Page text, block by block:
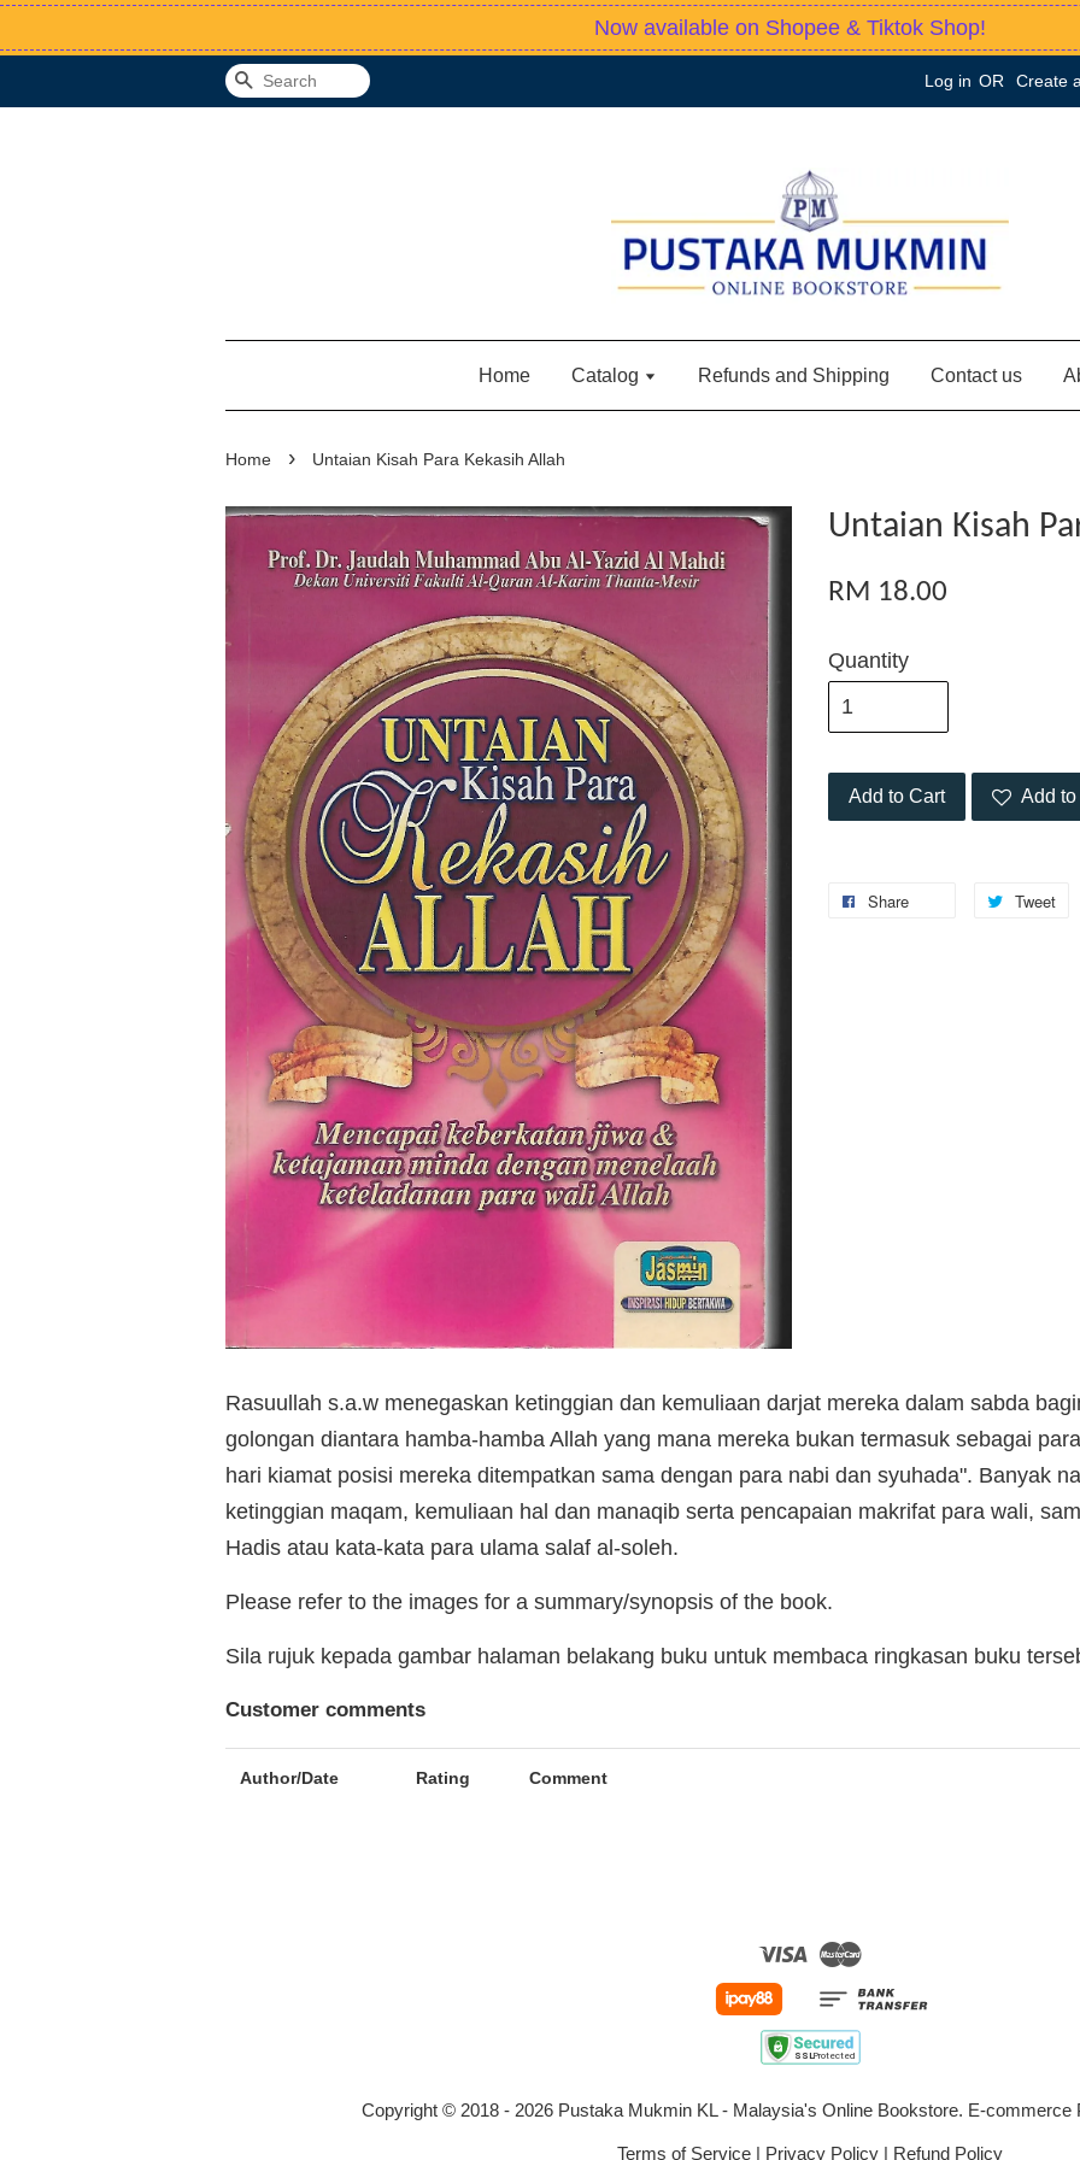
Now available on Shopee & Tiktok Shop!
Search Log in OR Create
Home Catalog Refunds and Shipping Contact us
Home › Untaian Kisah Para Kekasih Allah
Untaian Kisah
RM 18.00
Quantity
Add to Cart Add
Share Tweet
Rasuullah s.a.w menegaskan ketinggian dan kemuliaan darjat mereka dalam sabda
golongan diantara hamba-hamba Allah yang mana mereka bukan termasuk sebagai
hari kiamat posisi mereka ditempatkan sama dengan para nabi dan syuhada". Banyak
ketinggian maqam, kemuliaan hal dan manaqib serta pencapaian makrifat para wali,
Hadis atau kata-kata para ulama salaf al-soleh.
Please refer to the images for a summary/synopsis of the book.
Sila rujuk kepada gambar halaman belakang buku untuk membaca ringkasan buku
Customer comments
Author/Date Rating Comment
Visa
Copyright © 2018 - 2026 Pustaka Mukmin KL - Malaysia's Online Bookstore. E-commerce
Terms of Service | Privacy Policy | Refund Policy